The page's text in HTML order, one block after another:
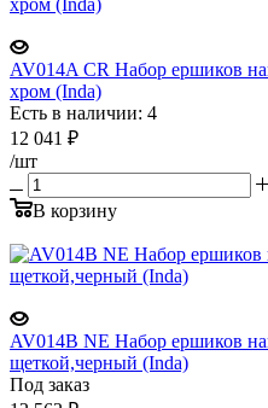
AV014A CR Набор ершиков
хром (Inda)
Есть в наличии: 4
12 041 ₽
/шт
В корзину
AV014B NE Набор ершиков
щеткой,черный (Inda)
Под заказ